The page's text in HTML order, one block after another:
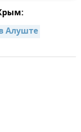
Алуште